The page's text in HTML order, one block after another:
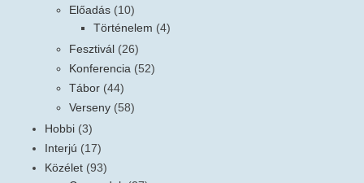
Előadás (10)
Történelem (4)
Fesztivál (26)
Konferencia (52)
Tábor (44)
Verseny (58)
Hobbi (3)
Interjú (17)
Közélet (93)